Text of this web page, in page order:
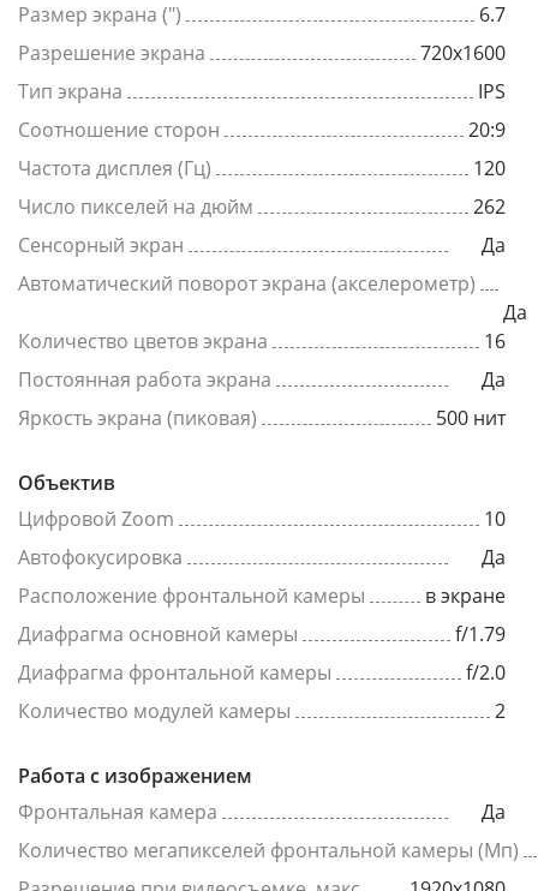
Размер экрана (")
6.7
Разрешение экрана
720x1600
Тип экрана
IPS
Соотношение сторон
20:9
Частота дисплея (Гц)
120
Число пикселей на дюйм
262
Сенсорный экран
Да
Автоматический поворот экрана (акселерометр)
Да
Количество цветов экрана
16
Постоянная работа экрана
Да
Яркость экрана (пиковая)
500 нит
Объектив
Цифровой Zoom
10
Автофокусировка
Да
Расположение фронтальной камеры
в экране
Диафрагма основной камеры
f/1.79
Диафрагма фронтальной камеры
f/2.0
Количество модулей камеры
2
Работа с изображением
Фронтальная камера
Да
Количество мегапикселей фронтальной камеры (Мп)